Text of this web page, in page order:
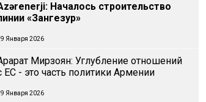
Началось строительство
«Зангезур»
Января 2026
Мирзоян: Углубление отношений
ЕС - это часть политики Армении
Января 2026